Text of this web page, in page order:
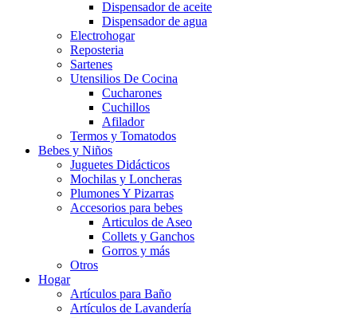
Dispensador de aceite
Dispensador de agua
Electrohogar
Reposteria
Sartenes
Utensilios De Cocina
Cucharones
Cuchillos
Afilador
Termos y Tomatodos
Bebes y Niños
Juguetes Didácticos
Mochilas y Loncheras
Plumones Y Pizarras
Accesorios para bebes
Articulos de Aseo
Collets y Ganchos
Gorros y más
Otros
Hogar
Artículos para Baño
Artículos de Lavandería